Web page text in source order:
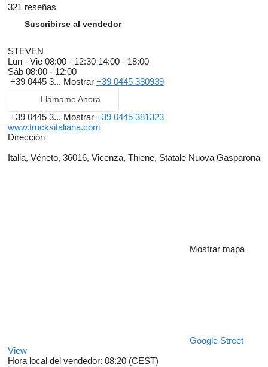
321 reseñas
Suscribirse al vendedor
STEVEN
Lun - Vie 08:00 - 12:30 14:00 - 18:00
Sáb 08:00 - 12:00
+39 0445 3... Mostrar +39 0445 380939
Llámame Ahora
+39 0445 3... Mostrar +39 0445 381323
www.trucksitaliana.com
Dirección
Italia, Véneto, 36016, Vicenza, Thiene, Statale Nuova Gasparona
Mostrar mapa
Google Street
View
Hora local del vendedor: 08:20 (CEST)